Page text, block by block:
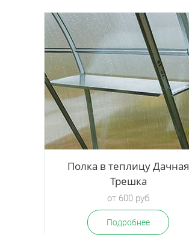
Полка в теплицу Дачная
Трешка
от 600 руб
Подробнее